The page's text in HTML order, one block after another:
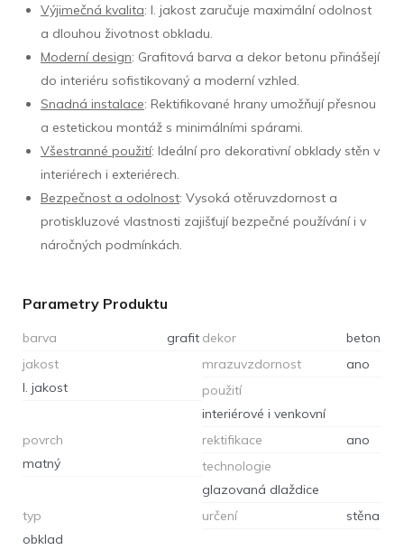
Výjimečná kvalita: I. jakost zaručuje maximální odolnost
a dlouhou životnost obkladu.
Moderní design: Grafitová barva a dekor betonu přinášejí
do interiéru sofistikovaný a moderní vzhled.
Snadná instalace: Rektifikované hrany umožňují přesnou
a estetickou montáž s minimálními spárami.
Všestranné použití: Ideální pro dekorativní obklady stěn v
interiérech i exteriérech.
Bezpečnost a odolnost: Vysoká otěruvzdornost a
protiskluzové vlastnosti zajišťují bezpečné používání i v
náročných podmínkách.
Parametry Produktu
barva grafit dekor
beton
jakost
I. jakost
mrazuvzdornost
ano
použití
interiérové i venkovní
povrch
matný
rektifikace
ano
technologie
glazovaná dlaždice
typ
obklad
určení stěna